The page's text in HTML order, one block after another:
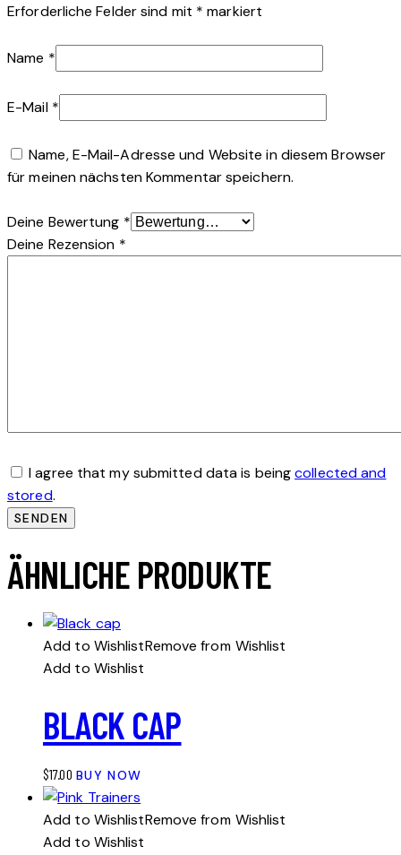
Erforderliche Felder sind mit * markiert
Name *
E-Mail *
Name, E-Mail-Adresse und Website in diesem Browser
für meinen nächsten Kommentar speichern.
Deine Bewertung *
Deine Rezension *
I agree that my submitted data is beingcollected and
stored.
ÄHNLICHE PRODUKTE
Add to WishlistRemove from Wishlist
Add to Wishlist
BLACK CAP
$17.00 BUY NOW
Add to WishlistRemove from Wishlist
Add to Wishlist